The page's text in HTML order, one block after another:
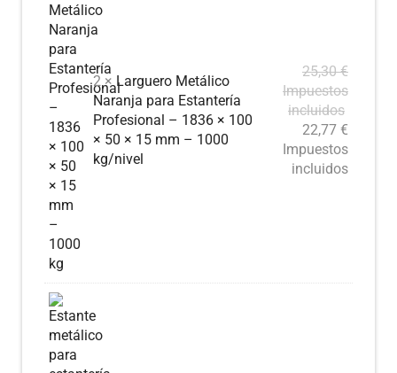
2 ×Larguero Metálico
Naranja para Estantería
Profesional – 1836 × 100
× 50 × 15 mm – 1000
kg/nivel
25,30€
Impuestos
incluidos
22,77 €
Impuestos
incluidos